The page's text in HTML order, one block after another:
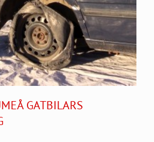
GATBILARS